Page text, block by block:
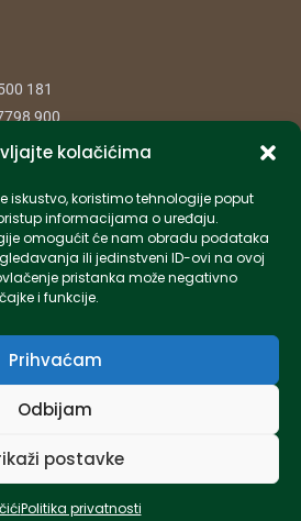
kolačićima
iskustvo, koristimo tehnologije poput
informacijama o uređaju.
omogućit će nam obradu podataka
ili jedinstveni ID-ovi na ovoj
pristanka može negativno
i funkcije.
Prihvaćam
Odbijam
postavke
Politika privatnosti
181
900
by Pumapunku